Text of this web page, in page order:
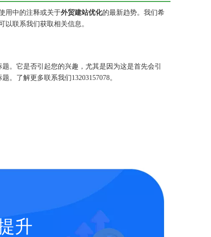
用中的注释或关于外贸建站优化的最新趋势。我们希
以联系我们获取相关信息。
。它是否引起您的兴趣，尤其是因为这是首先会引
。了解更多联系我们13203157078。
升